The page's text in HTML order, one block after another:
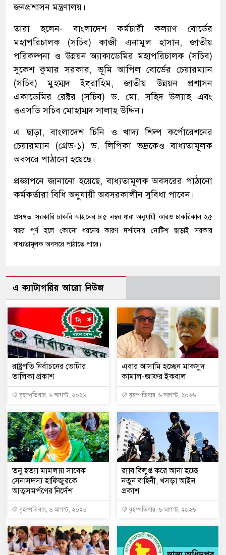
জনপ্রশাসন মন্ত্রণালয়।
তারা হলেন- বাংলাদেশ কর্মচারী কল্যাণ বোর্ডের
মহাপরিচালক (সচিব) কাজী এনামুল হাসান, জাতীয়
পরিকল্পনা ও উন্নয়ন অ্যাকাডেমির মহাপরিচালক (সচিব)
সুকেশ কুমার সরকার, ভূমি আপিল বোর্ডের চেয়ারম্যান
(সচিব) মুহম্মদ ইব্‌রাহিম, জাতীয় উন্নয়ন প্রশাসন
একাডেমির রেক্টর (সচিব) ড. মো. সহিদ উল্যাহ এবং
ওএসডি সচিব মোহাম্মদ সালাহ উদ্দিন।
এ ছাড়া, বাংলাদেশ চিনি ও খাদ্য শিল্প কর্পোরেশনের
চেয়ারম্যান (গ্রেড-১) ড. লিপিকা ভদ্রকেও বাধ্যতামূলক
অবসরে পাঠানো হয়েছে।
প্রজ্ঞাপনে জানানো হয়েছে, বাধ্যতামূলক অবসরের পাঠানো
কর্মকর্তারা বিধি অনুযায়ী অবসরকালীন সুবিধা পাবেন।
প্রসঙ্গত, সরকারি চাকরি আইনের ৪৫ নম্বর ধারা অনুযায়ী কারও চাকরিকাল ২৫
বছর পূর্ণ হলে কোনো ধরনের কারণ দর্শানোর নোটিশ ছাড়াই সরকার
বাধ্যতামূলক অবসরে পাঠাতে পারে।
এ ক্যাটাগরির আরো নিউজ
রাষ্ট্রপতি নির্বাচনের ভোটার
তালিকা প্রকাশ
বৃহস্পতিবার, ৬ আগস্ট, ২০২৬
এবার আসামি হচ্ছেন মাকসুদ
কামাল-জাফর ইকবাল
বৃহস্পতিবার, ৬ আগস্ট, ২০২৬
তনু হত্যা মামলায় সাবেক
সেনাসদস্য হাফিজুরকে
আত্মসমর্পণের নির্দেশ
বৃহস্পতিবার, ৬ আগস্ট, ২০২৬
র‍্যাব বিলুপ্ত করে আনা হচ্ছে
নতুন বাহিনী, খসড়া আইন
প্রকাশ
বৃহস্পতিবার, ৬ আগস্ট, ২০২৬